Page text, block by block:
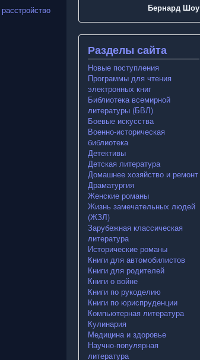
Бернард Шоу
Разделы сайта
Новые поступления
Программы для чтения
электронных книг
Библиотека всемирной
литературы (БВЛ)
Боевые искусства
Военно-историческая
библиотека
Детективы
Детская литература
Домашнее хозяйство и ремонт
Драматургия
Женские романы
Жизнь замечательных людей
(ЖЗЛ)
Зарубежная классическая
литература
Исторические романы
Книги для автомобилистов
Книги для родителей
Книги о войне
Книги по рукоделию
Книги по юриспруденции
Компьютерная литература
Кулинария
Медицина и здоровье
Научно-популярная
литература